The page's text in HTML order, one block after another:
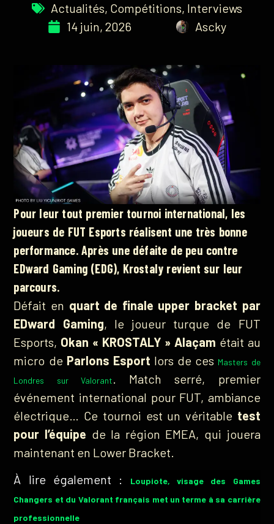
Actualités, Compétitions, Interviews
14 juin, 2026
Ascky
Pour leur tout premier tournoi international, les
joueurs de FUT Esports réalisent une très bonne
performance. Après une défaite de peu contre
EDward Gaming (EDG), Krostaly revient sur leur
parcours.
Défait en quart de finale upper bracket par
EDward Gaming, le joueur turque de FUT
Esports, Okan « KROSTALY » Alaçam était au
micro de Parlons Esport lors de ces Masters de
Londres sur Valorant
. Match serré, premier
événement international pour FUT, ambiance
électrique… Ce tournoi est un véritable test
pour l’équipe de la région EMEA, qui jouera
maintenant en Lower Bracket.
À lire également :
Loupiote, visage des Games
Changers et du Valorant français met un terme à sa carrière
professionnelle